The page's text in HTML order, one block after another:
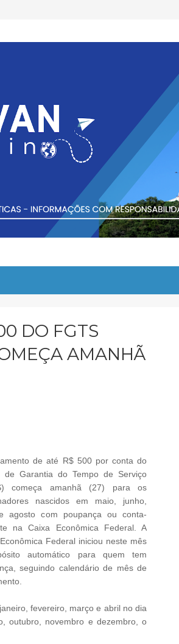
DO FGTS
AMANHÃ
de até R$ 500 por conta do
de Garantia do Tempo de Serviço
começa amanhã (27) para os
nascidos em maio, junho,
agosto com poupança ou conta-
na Caixa Econômica Federal. A
Federal iniciou neste mês
automático para quem tem
seguindo calendário de mês de
fevereiro, março e abril no dia
outubro, novembro e dezembro, o